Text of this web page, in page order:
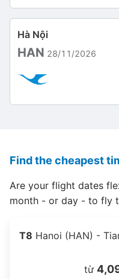
Hà Nội
HAN 28/11/2026
Find the cheapest
Are your flight dates
month - or day - to fly
T8 Hanoi (HAN) -
từ